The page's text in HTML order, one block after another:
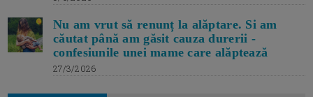
Nu am vrut să renunț la alăptare. Si am
căutat până am găsit cauza durerii -
confesiunile unei mame care alăptează
27/3/2026